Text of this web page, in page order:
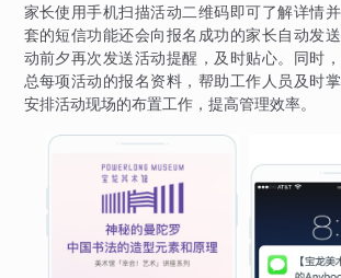
家长使用手机扫描活动二维码即可了解详情
套的短信功能还会向报名成功的家长自动发
动前夕再次发送活动提醒，及时贴心。同时
总每项活动的报名资料，帮助工作人员及时
安排活动现场的布置工作，提高管理效率。